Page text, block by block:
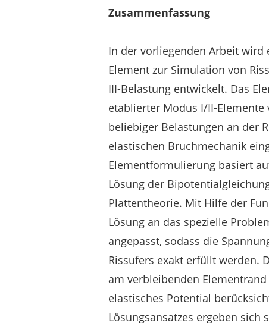
Zusammenfassung
In der vorliegenden Arbeit wird
Element zur Simulation von
III-Belastung entwickelt. Das
etablierter Modus I/II-
beliebiger Belastungen an der
elastischen Bruchmechanik
Elementformulierung basiert
Lösung der
Plattentheorie. Mit Hilfe der
Lösung an das spezielle
angepasst, sodass die
Rissufers exakt erfüllt werden.
am verbleibenden
elastisches Potential
Lösungsansatzes ergeben